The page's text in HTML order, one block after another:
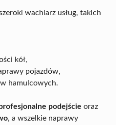
wachlarz usług, takich
kół,
pojazdów,
hamulcowych.
podejście oraz
, a wszelkie naprawy